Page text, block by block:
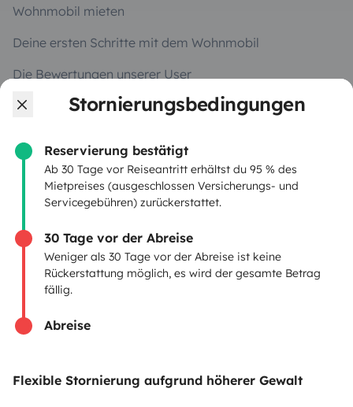
Stornierungsbedingungen
Reservierung bestätigt
Ab 30 Tage vor Reiseantritt erhältst du 95 % des
Mietpreises (ausgeschlossen Versicherungs- und
Servicegebühren) zurückerstattet.
30 Tage vor der Abreise
Weniger als 30 Tage vor der Abreise ist keine
Rückerstattung möglich, es wird der gesamte Betrag
fällig.
Abreise
Flexible Stornierung aufgrund höherer Gewalt
Wohnmobil mieten
Deine ersten Schritte mit dem Wohnmobil
Die Bewertungen unserer User
Hilfe für Mieter
VERMIETER
Wohnmobil vermieten
Mietvertrag
Mietversicherung
Mietpannenhilfe
Hilfe für Vermieter